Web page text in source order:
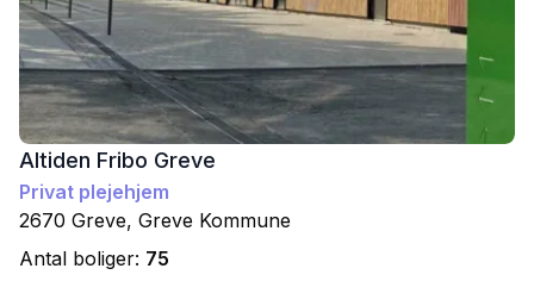
Altiden Fribo Greve
Privat plejehjem
2670 Greve, Greve Kommune
Antal boliger: 75